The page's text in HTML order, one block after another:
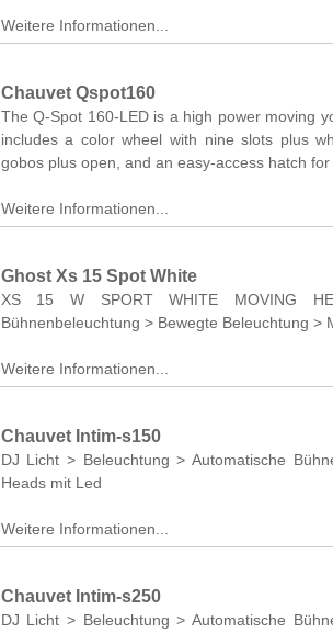
Weitere Informationen...
Chauvet Qspot160
The Q-Spot 160-LED is a high power moving
includes a color wheel with nine slots plus
gobos plus open, and an easy-access hatch
Weitere Informationen...
Ghost Xs 15 Spot White
XS 15 W SPORT WHITE MOVING
Bühnenbeleuchtung > Bewegte Beleuchtung >
Weitere Informationen...
Chauvet Intim-s150
DJ Licht > Beleuchtung > Automatische
Heads mit Led
Weitere Informationen...
Chauvet Intim-s250
DJ Licht > Beleuchtung > Automatische